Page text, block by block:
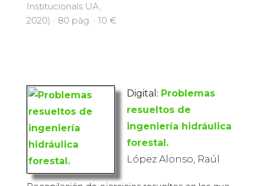
Institucionals UA,
2020) · 80 pàg. · 10 €
Digital: Problemas
resueltos de
ingeniería hidráulica
forestal.
López Alonso, Raúl